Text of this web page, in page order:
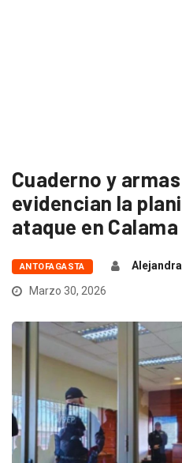
Cuaderno y
evidencian la
ataque en Calama
ANTOFAGASTA
Marzo 30, 2026